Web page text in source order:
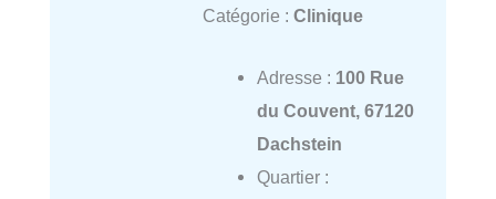
Catégorie : Clinique
Adresse : 100 Rue
du Couvent, 67120
Dachstein
Quartier :